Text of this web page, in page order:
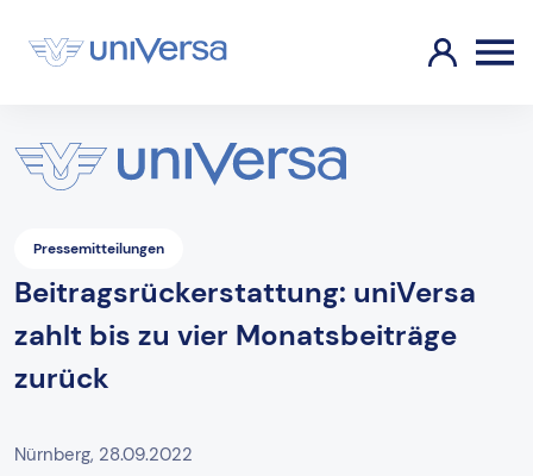
Pressemitteilungen
Beitragsrückerstattung: uniVersa
zahlt bis zu vier Monatsbeiträge
zurück
Nürnberg, 28.09.2022